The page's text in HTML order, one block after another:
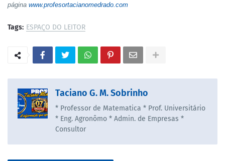
página www.profesortacianomedrado.com
Tags: ESPAÇO DO LEITOR
Taciano G. M. Sobrinho
* Professor de Matematica * Prof. Universitário
* Eng. Agronômo * Admin. de Empresas *
Consultor